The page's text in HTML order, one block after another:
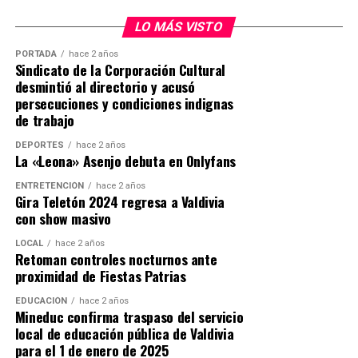
durante el procedimiento policial.
Post Views: 22
imputado
El procedimiento policial se desarrolló cerca de las
12:30 horas en una vivienda ubicada en la comunidad
Antillanca, sector Las Minas, donde personal del GOPE
buscaba detener a Carlos Esteban Cancino Tapia, quien
de homicidio de carabinero en servicio.
De acuerdo con los antecedentes preliminares, al
momento del ingreso policial el imputado habría
utilizado un revólver para disparar contra los
funcionarios, generándose un intercambio de disparos
en el lugar.
Cancino Tapia resultó herido durante el enfrentamiento
y fue trasladado también hasta el Hospital Base de
Valdivia, donde ingresó con lesiones en la zona cervical y
LO MÁS VISTO
PORTADA hace 2 años
Sindicato de la Corporación Cultural
desmintió al directorio y acusó
persecuciones y condiciones indignas
de trabajo
DEPORTES hace 2 años
La «Leona» Asenjo debuta en Onlyfans
ENTRETENCIÓN hace 2 años
Gira Teletón 2024 regresa a Valdivia
con show masivo
LOCAL hace 2 años
Retoman controles nocturnos ante
proximidad de Fiestas Patrias
EDUCACIÓN hace 2 años
Mineduc confirma traspaso del servicio
local de educación pública de Valdivia
para el 1 de enero de 2025